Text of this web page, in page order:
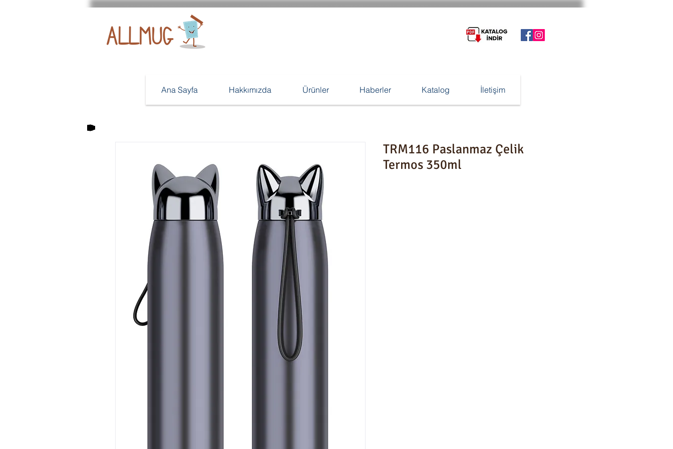
Ana Sayfa Hakkımızda Ürünler Haberler Katalog İletişim
TRM116 Paslanmaz Çelik
Termos 350ml